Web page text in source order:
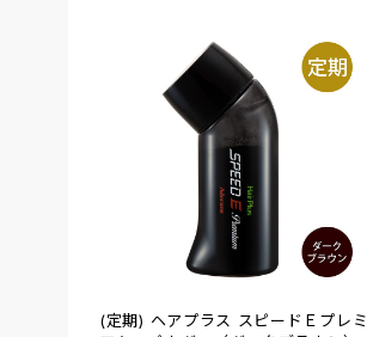
(定期) ヘアプラス スピードＥプレミ